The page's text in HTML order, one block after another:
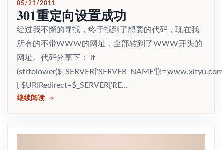
05/21/2011
301重定向设置成功
经过我不懈的寻找，终于找到了想要的代码，现在我
所有的不带WWW的网址，全部转到了WWW开头的
网址。代码分享下： if
{ $URIRedirect=$_SERVER['RE...
继续阅读